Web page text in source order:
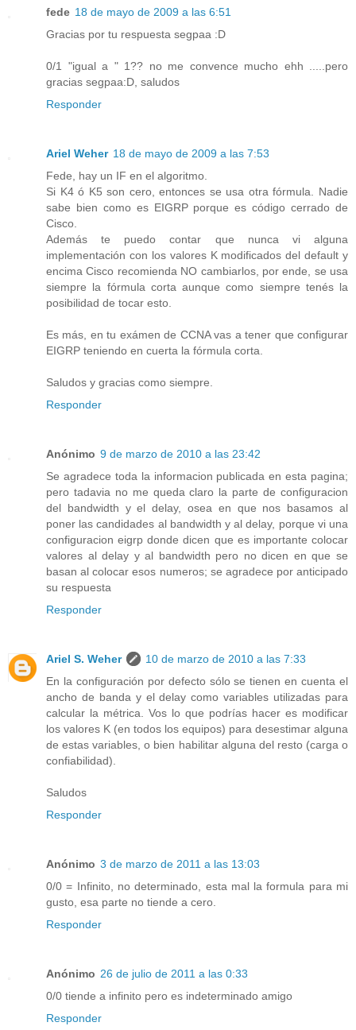
fede 18 de mayo de 2009 a las 6:51
Gracias por tu respuesta segpaa :D
0/1 "igual a " 1?? no me convence mucho ehh .....pero
gracias segpaa:D, saludos
Responder
Ariel Weher 18 de mayo de 2009 a las 7:53
Fede, hay un IF en el algoritmo.
Si K4 ó K5 son cero, entonces se usa otra fórmula. Nadie
sabe bien como es EIGRP porque es código cerrado de
Cisco.
Además te puedo contar que nunca vi alguna
implementación con los valores K modificados del default y
encima Cisco recomienda NO cambiarlos, por ende, se usa
siempre la fórmula corta aunque como siempre tenés la
posibilidad de tocar esto.
Es más, en tu exámen de CCNA vas a tener que configurar
EIGRP teniendo en cuerta la fórmula corta.
Saludos y gracias como siempre.
Responder
Anónimo 9 de marzo de 2010 a las 23:42
Se agradece toda la informacion publicada en esta pagina;
pero tadavia no me queda claro la parte de configuracion
del bandwidth y el delay, osea en que nos basamos al
poner las candidades al bandwidth y al delay, porque vi una
configuracion eigrp donde dicen que es importante colocar
valores al delay y al bandwidth pero no dicen en que se
basan al colocar esos numeros; se agradece por anticipado
su respuesta
Responder
Ariel S. Weher
10 de marzo de 2010 a las 7:33
En la configuración por defecto sólo se tienen en cuenta el
ancho de banda y el delay como variables utilizadas para
calcular la métrica. Vos lo que podrías hacer es modificar
los valores K (en todos los equipos) para desestimar alguna
de estas variables, o bien habilitar alguna del resto (carga o
confiabilidad).
Saludos
Responder
Anónimo 3 de marzo de 2011 a las 13:03
0/0 = Infinito, no determinado, esta mal la formula para mi
gusto, esa parte no tiende a cero.
Responder
Anónimo 26 de julio de 2011 a las 0:33
0/0 tiende a infinito pero es indeterminado amigo
Responder